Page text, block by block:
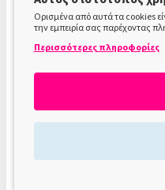
Ορισμένα από αυτά τα cookies
την εμπειρία σας παρέχοντας
Περισσότερες πληροφορίες